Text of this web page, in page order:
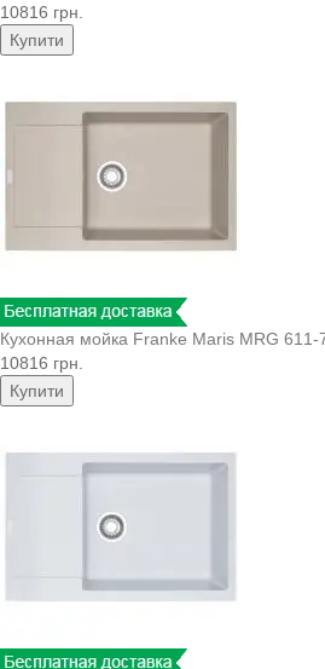
10816 грн.
Купити
Кухонная мойка Franke Maris MRG 611-
10816 грн.
Купити